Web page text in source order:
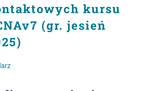
kursu
(gr. jesień